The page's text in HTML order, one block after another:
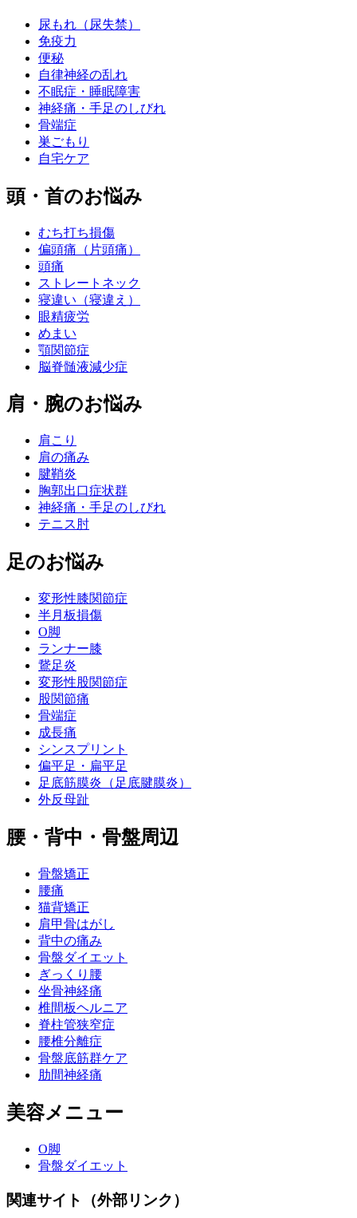
尿もれ（尿失禁）
免疫力
便秘
自律神経の乱れ
不眠症・睡眠障害
神経痛・手足のしびれ
骨端症
巣ごもり
自宅ケア
頭・首のお悩み
むち打ち損傷
偏頭痛（片頭痛）
頭痛
ストレートネック
寝違い（寝違え）
眼精疲労
めまい
顎関節症
脳脊髄液減少症
肩・腕のお悩み
肩こり
肩の痛み
腱鞘炎
胸郭出口症状群
神経痛・手足のしびれ
テニス肘
足のお悩み
変形性膝関節症
半月板損傷
O脚
ランナー膝
鵞足炎
変形性股関節症
股関節痛
骨端症
成長痛
シンスプリント
偏平足・扁平足
足底筋膜炎（足底腱膜炎）
外反母趾
腰・背中・骨盤周辺
骨盤矯正
腰痛
猫背矯正
肩甲骨はがし
背中の痛み
骨盤ダイエット
ぎっくり腰
坐骨神経痛
椎間板ヘルニア
脊柱管狭窄症
腰椎分離症
骨盤底筋群ケア
肋間神経痛
美容メニュー
O脚
骨盤ダイエット
関連サイト（外部リンク）